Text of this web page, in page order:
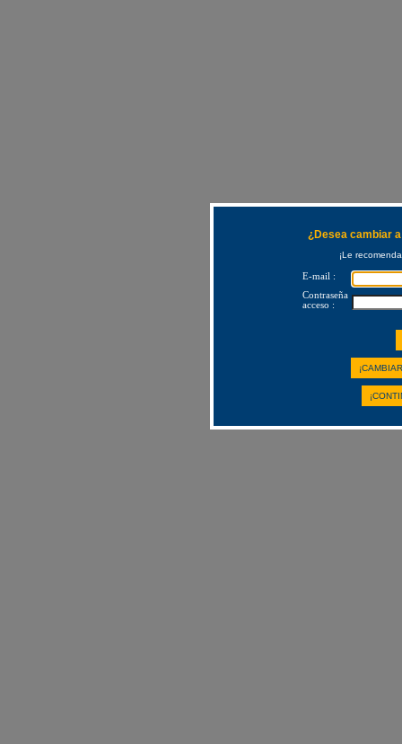
¿Desea cambiar
¡Le
E-mail :
Contraseña
acceso :